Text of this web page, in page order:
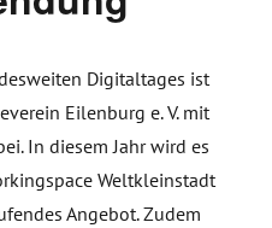
Digitaltages ist
Eilenburg e. V. mit
In diesem Jahr wird es
Weltkleinstadt
Angebot. Zudem